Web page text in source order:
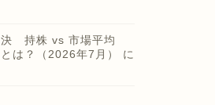
決 持株 vs 市場平均
は？（2026年7月）
に